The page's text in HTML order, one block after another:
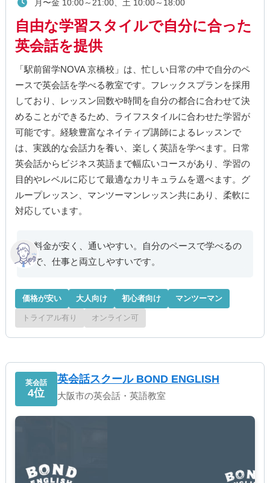
月〜金 10:00～21:00、土 10:00～18:00
自由な学習スタイルで自分に合った
英会話を提供
「駅前留学NOVA 京橋校」は、忙しい日常の中で自分のペ
ースで英会話を学べる教室です。フレックスプランを採用
しており、レッスン回数や時間を自分の都合に合わせて決
めることができるため、ライフスタイルに合わせた学習が
可能です。経験豊富なネイティブ講師によるレッスンで
は、実践的な会話力を養い、楽しく英語を学べます。日常
英会話からビジネス英語まで幅広いコースがあり、学習の
目的やレベルに応じて最適なカリキュラムを選べます。グ
ループレッスン、マンツーマンレッスン共にあり、柔軟に
対応しています。
料金が安く、通いやすい。自分のペースで学べるの
で、仕事と両立しやすいです。
価格が安い 大人向け 初心者向け マンツーマン
トライアル有り オンライン可
英会話
4位
英会話スクール BOND ENGLISH
大阪市の英会話・英語教室